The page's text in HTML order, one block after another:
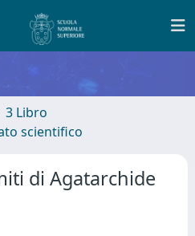
3 Libro
scientifico
di Agatarchide